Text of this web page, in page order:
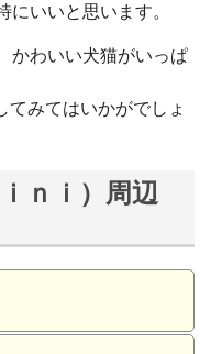
いいと思います。
かわいい犬猫がいっぱ
てみてはいかがでしょ
ｎｉ）周辺